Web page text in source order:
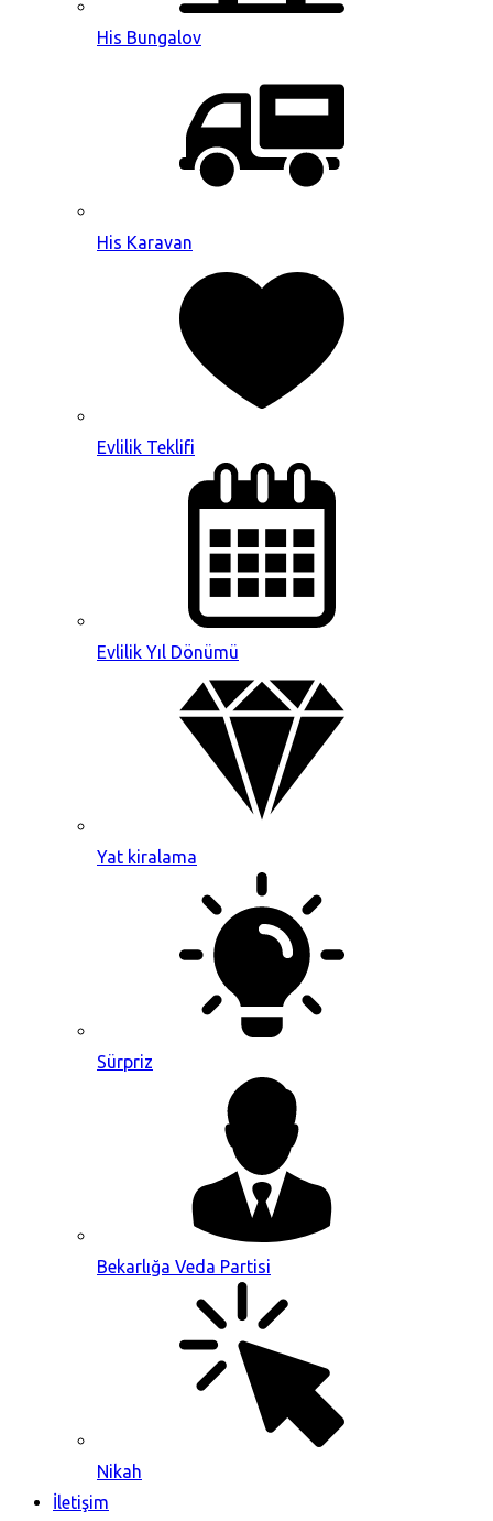
His Bungalov
His Karavan
Evlilik Teklifi
Evlilik Yıl Dönümü
Yat kiralama
Sürpriz
Bekarlığa Veda Partisi
Nikah
İletişim